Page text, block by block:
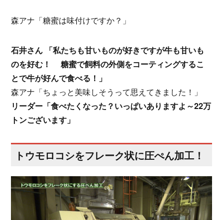
森アナ「糖蜜は味付けですか？」
石井さん 「私たちも甘いものが好きですが牛も甘いも
のを好む！ 糖蜜で飼料の外側をコーティングするこ
とで牛が好んで食べる！」
森アナ「ちょっと美味しそうって思えてきました！」
リーダー「食べたくなった？いっぱいありますよ～22万
トンございます」
トウモロコシをフレーク状に圧ぺん加工！